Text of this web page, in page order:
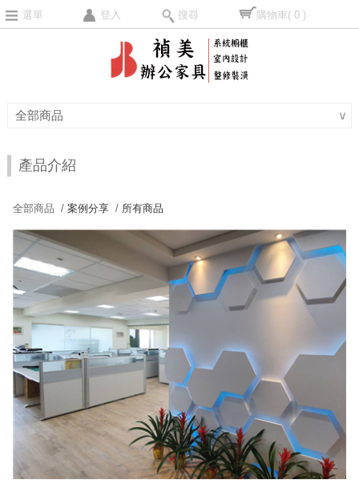
選單 登入 搜尋 購物車( 0 )
全部商品 ∨
產品介紹
全部商品 /案例分享 / 所有商品